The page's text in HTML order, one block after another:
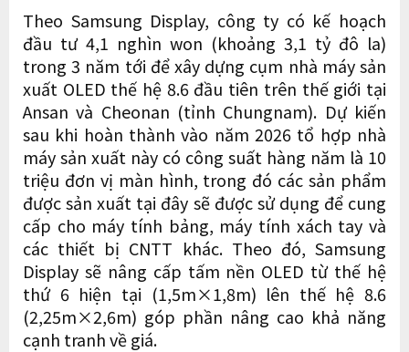
Theo Samsung Display, công ty có kế hoạch
đầu tư 4,1 nghìn won (khoảng 3,1 tỷ đô la)
trong 3 năm tới để xây dựng cụm nhà máy sản
xuất OLED thế hệ 8.6 đầu tiên trên thế giới tại
Ansan và Cheonan (tỉnh Chungnam). Dự kiến
sau khi hoàn thành vào năm 2026 tổ hợp nhà
máy sản xuất này có công suất hàng năm là 10
triệu đơn vị màn hình, trong đó các sản phẩm
được sản xuất tại đây sẽ được sử dụng để cung
cấp cho máy tính bảng, máy tính xách tay và
các thiết bị CNTT khác. Theo đó, Samsung
Display sẽ nâng cấp tấm nền OLED từ thế hệ
thứ 6 hiện tại (1,5m×1,8m) lên thế hệ 8.6
(2,25m×2,6m) góp phần nâng cao khả năng
cạnh tranh về giá.